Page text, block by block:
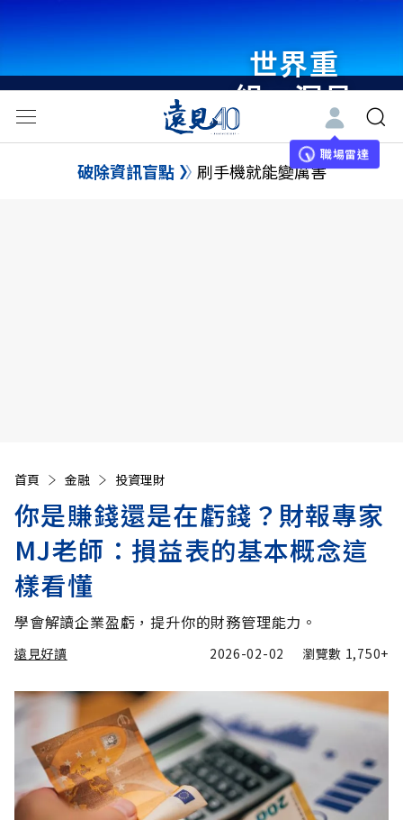
世界重
組・洞見
未來 與
世界領袖
職場雷達
破除資訊盲點 刷手機就能變厲害
首頁 金融 投資理財
你是賺錢還是在虧錢？財報專家
MJ老師：損益表的基本概念這
樣看懂
學會解讀企業盈虧，提升你的財務管理能力。
遠見好讀 2026-02-02 瀏覽數 1,750+